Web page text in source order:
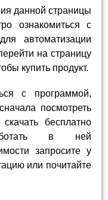
данной страницы
ознакомиться с
автоматизации
на страницу
купить продукт.
с программой,
посмотреть
бесплатно
в ней
запросите у
или почитайте